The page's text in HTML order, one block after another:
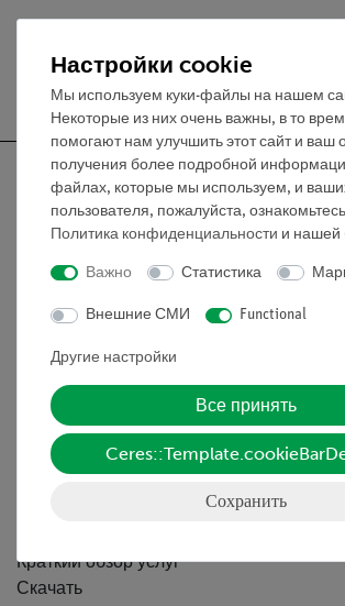
Nach oben
Информация
Условия сотрудничества
Декларация о конфиденциальности
Вводные данные
Обслуживание
Краткий обзор услуг
Скачать
Настройки cookie
Мы используем куки-файлы на нашем
Некоторые из них очень важны, в то
помогают нам улучшить этот сайт и ваш
получения более подробной
файлах, которые мы используем, и
пользователя, пожалуйста,
Политика конфиденциальности и нашей
Важно Статистика
Внешние СМИ Functional
Другие настройки
Все принять
Сохранить